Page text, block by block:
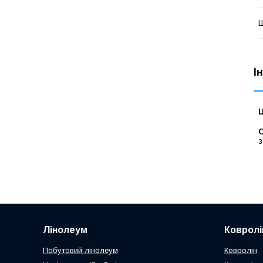
Лінолеум
Побутовий лінолеум
Ковролін